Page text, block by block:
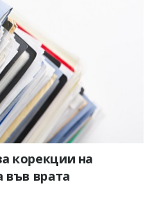
корекции на
във врата